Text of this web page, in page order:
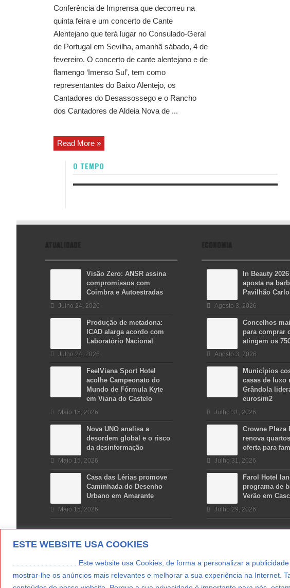
ESTE WEBSITE USA COOKIES
. . . . . . . . . . . . . . . . Este website usa Cookies, de forma a personalizar a
mostrar-lhe os anúncios mais relevantes e melhorar a sua experiência na Internet.
Conferência de Imprensa que decorreu na
quinta feira e um concerto de Cante
Alentejano que terá lugar no Consulado-Geral
de Portugal em Sevilha, amanhã sábado, 4 de
fevereiro. O concerto de cante alentejano e de
flamengo ‘Imenso Sul’, tem como
representantes do Baixo Alentejo, os
Cantadores do Desassossego e o Rancho
dos Cantadores de Aldeia Nova de ...
Read More »
O TEMPO
ATUALIDADE
Visão Zero: ANSR assina
compromissos com
Coimbra e Autoestradas
Julho 24, 2026
Produção de metadona:
ICAD alarga acordo com
Laboratório Nacional
Julho 24, 2026
FeelViana Sport Hotel
acolhe Campeonato do
Mundo de Fórmula Kyte
em Viana do Castelo
Maio 15, 2026
Nova UNO analisa a
desordem global e o risco
da desinformação
Maio 15, 2026
Casa das Lérias promove
Caminhada do Desenho
Urbano em Amarante
Maio 15, 2026
ECONOMIA
In Beauty
aposta na
Pavilhão
Agosto 3, 2026
Concelhos
para comprar
atingem os
Agosto 3, 2026
Municípios
casas de luxo
Grândola
euros/m2
Julho 31, 2026
Crowne Plaza
renova
oferta para
Julho 31, 2026
Farol Hotel
programa de
Verão em
Julho 29, 2026